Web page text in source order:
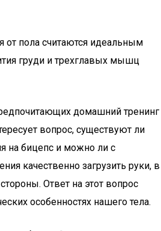
от пола считаются идеальным
груди и трехглавых мышц
домашний тренинг
вопрос, существуют ли
на бицепс и можно ли с
качественно загрузить руки, в
Ответ на этот вопрос
особенностях нашего тела.